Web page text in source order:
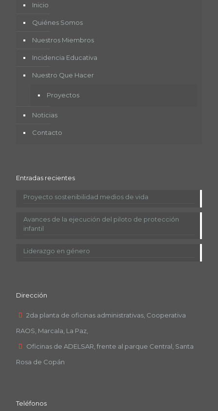
Inicio
Quiénes Somos
Nuestros Miembros
Incidencia Educativa
Nuestro Que Hacer
Proyectos
Noticias
Contacto
Entradas recientes
Proyecto sostenibilidad medios de vida
Avances de la ejecución del piloto de protección
infantil
Liderazgo en género
Dirección
2da planta de oficinas administrativas, Cooperativa
RAOS, Marcala, La Paz,
Oficinas de ADELSAR, frente al parque Central, Santa
Rosa de Copán
Teléfonos